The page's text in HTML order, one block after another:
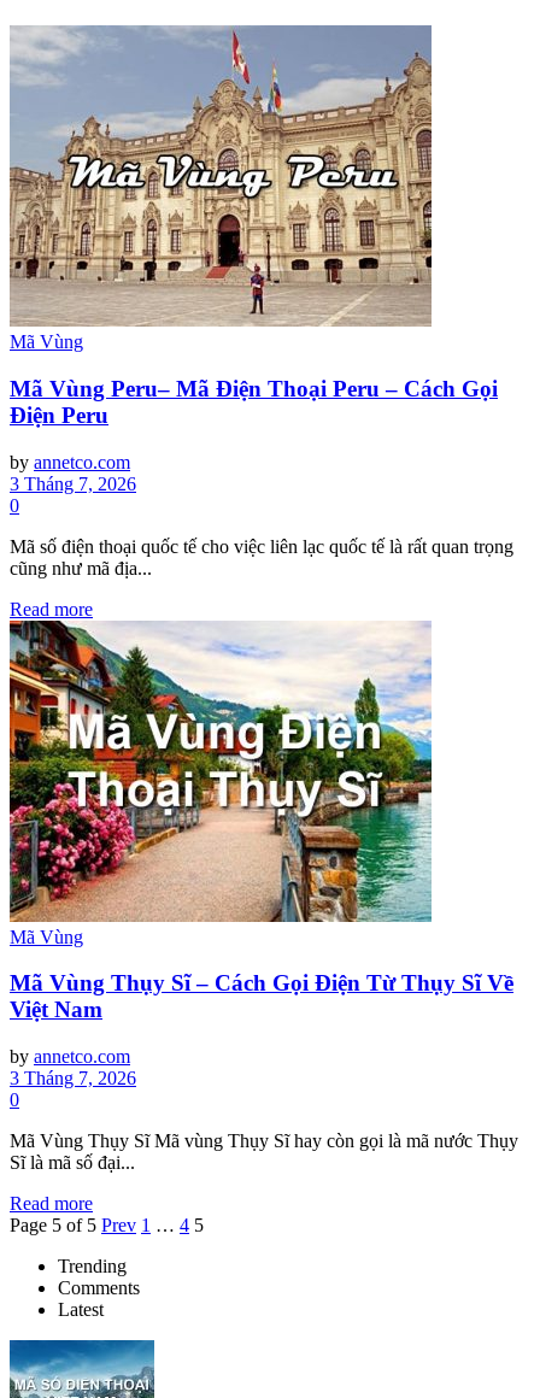
Mã Vùng
Mã Vùng Peru– Mã Điện Thoại Peru – Cách Gọi
Điện Peru
by annetco.com
3 Tháng 7, 2026
0
Mã số điện thoại quốc tế cho việc liên lạc quốc tế là rất quan trọng
cũng như mã địa...
Read more
Mã Vùng
Mã Vùng Thụy Sĩ – Cách Gọi Điện Từ Thụy Sĩ Về
Việt Nam
by annetco.com
3 Tháng 7, 2026
0
Mã Vùng Thụy Sĩ Mã vùng Thụy Sĩ hay còn gọi là mã nước Thụy
Sĩ là mã số đại...
Read more
Page 5 of 5 Prev 1 … 4 5
Trending
Comments
Latest